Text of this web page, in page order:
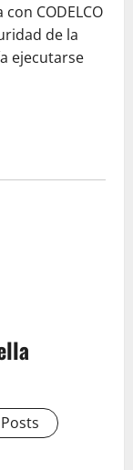
CODELCO
de la
ejecutarse